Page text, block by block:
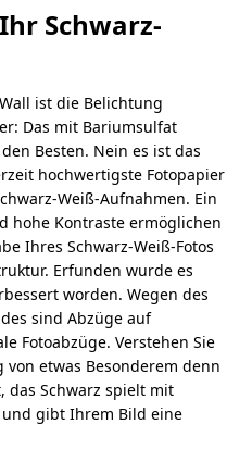
Schwarz-
ist die Belichtung
Das mit Bariumsulfat
Besten. Nein es ist das
hochwertigste Fotopapier
Weiß-Aufnahmen. Ein
hohe Kontraste ermöglichen
Ihres Schwarz-Weiß-Fotos
Erfunden wurde es
worden. Wegen des
sind Abzüge auf
Fotoabzüge. Verstehen Sie
etwas Besonderem denn
das Schwarz spielt mit
gibt Ihrem Bild eine